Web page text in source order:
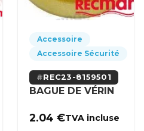
Accessoire
Accessoire Sécurité
REC23-8159501
BAGUE DE VÉRIN
2.04€TVA incluse